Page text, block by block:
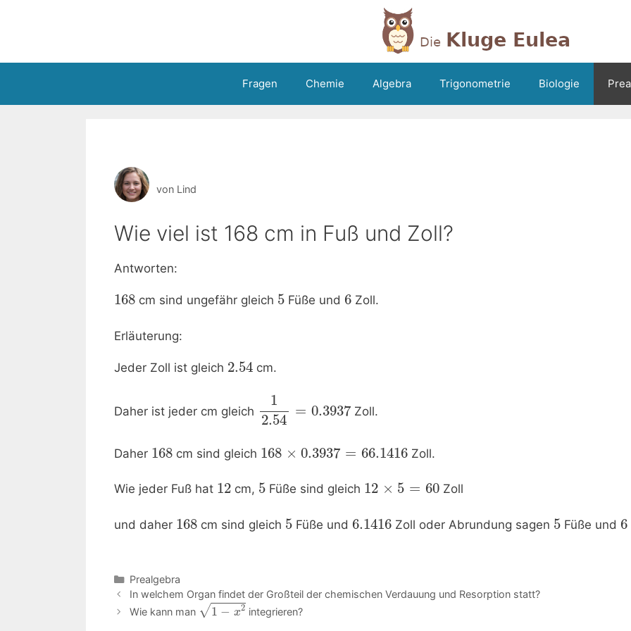
Fragen Chemie Algebra Trigonometrie Biologie
von Lind
Wie viel ist 168 cm in Fuß und Zoll?
Antworten:
168 cm sind ungefähr gleich 5 Füße und 6 Zoll.
Erläuterung:
Jeder Zoll ist gleich 2.54 cm.
Daher ist jeder cm gleich
1
2.54
= 0.3937 Zoll.
Daher 168 cm sind gleich 168 × 0.3937 = 66.1416 Zoll.
Wie jeder Fuß hat 12 cm, 5 Füße sind gleich 12 × 5 = 60 Zoll
und daher 168 cm sind gleich 5 Füße und 6.1416 Zoll oder Abrundung sagen 5 Füße und 6
Kategorien
Prealgebra
Beitrags-
Navigation
In welchem ​​Organ findet der Großteil der chemischen Verdauung und Resorption statt?
Wie kann man √1 − x2 integrieren?